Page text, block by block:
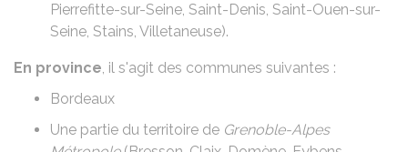
Pierrefitte-sur-Seine, Saint-Denis, Saint-Ouen-sur-
Seine, Stains, Villetaneuse).
En province, il s'agit des communes suivantes :
Bordeaux
Une partie du territoire de Grenoble-Alpes